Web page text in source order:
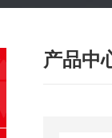
产品中